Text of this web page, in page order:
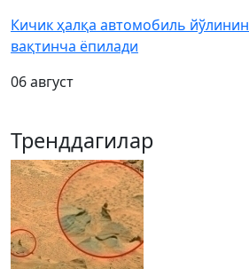
Кичик ҳалқа автомобиль
вақтинча ёпилади
06 август
Тренддагилар